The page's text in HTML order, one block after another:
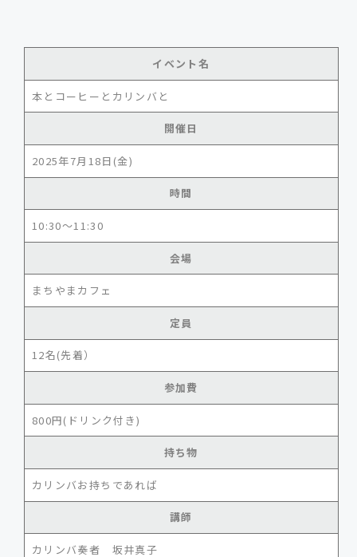
イベント名
本とコーヒーとカリンバと
開催日
2025年7月18日(金)
時間
10:30～11:30
会場
まちやまカフェ
定員
12名(先着）
参加費
800円(ドリンク付き)
持ち物
カリンバお持ちであれば
講師
カリンバ奏者 坂井真子